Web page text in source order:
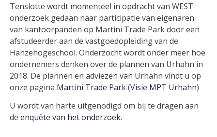
Tenslotte wordt momenteel in opdracht van WEST
onderzoek gedaan naar participatie van eigenaren
van kantoorpanden op Martini Trade Park door een
afstudeerder aan de vastgoedopleiding van de
Hanzehogeschool. Onderzocht wordt onder meer hoe
ondernemers denken over de plannen van Urhahn in
2018. De plannen en adviezen van Urhahn vindt u op
onze pagina Martini Trade Park(Visie MPT Urhahn)
U wordt van harte uitgenodigd om bij te dragen aan
de enquête van het onderzoek.